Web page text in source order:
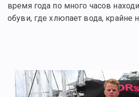
время года по много часов
обуви, где хлюпает вода, крайне